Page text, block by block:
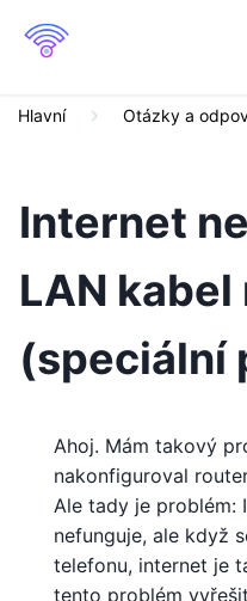
Hlavní Otázky a
Internet
LAN kabel
(speciální
Ahoj. Mám takový
nakonfiguroval
Ale tady je problém:
nefunguje, ale když
telefonu, internet je
tento problém